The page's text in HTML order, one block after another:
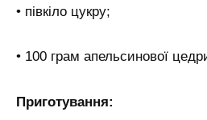
• півкіло цукру;
• 100 грам апельсинової
Приготування: